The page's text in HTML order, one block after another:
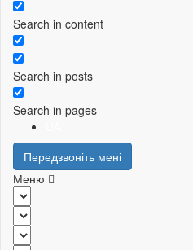
Search in content
Search in posts
Search in pages
Передзвоніть мені
Меню